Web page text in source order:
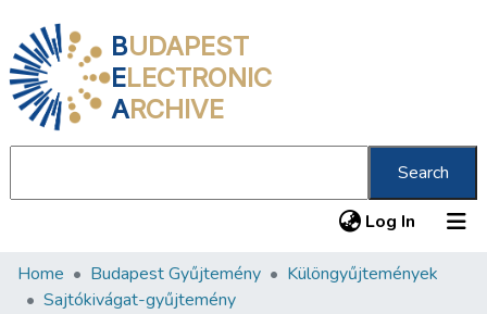
BUDAPEST
ELECTRONIC
ARCHIVE
Search
Log In (current)
Communities & Collections
Home Budapest Gyűjtemény
Különgyűjtemények
Sajtókivágat-gyűjtemény